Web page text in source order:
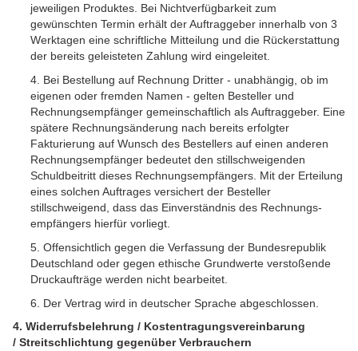
jeweiligen Produktes. Bei Nichtverfügbarkeit zum
gewünschten Termin erhält der Auftraggeber innerhalb von 3
Werktagen eine schriftliche Mitteilung und die Rückerstattung
der bereits geleisteten Zahlung wird eingeleitet.
4. Bei Bestellung auf Rechnung Dritter - unabhängig, ob im
eigenen oder fremden Namen - gelten Besteller und
Rechnungs­empfänger gemeinschaftlich als Auftrag­geber. Eine
spätere Rechnungs­änderung nach bereits erfolgter
Fakturierung auf Wunsch des Bestellers auf einen anderen
Rechnungs­empfänger bedeutet den still­schweigenden
Schuld­beitritt dieses Rechnungs­empfängers. Mit der Erteilung
eines solchen Auftrages versichert der Besteller
stillschweigend, dass das Einverständnis des Rechnungs­
empfängers hierfür vorliegt.
5. Offensichtlich gegen die Verfassung der Bundesrepublik
Deutschland oder gegen ethische Grundwerte verstoßende
Druckaufträge werden nicht bearbeitet.
6. Der Vertrag wird in deutscher Sprache abgeschlossen.
4. Widerrufsbelehrung / Kostentragungsvereinbarung
/ Streitschlichtung gegenüber Verbrauchern